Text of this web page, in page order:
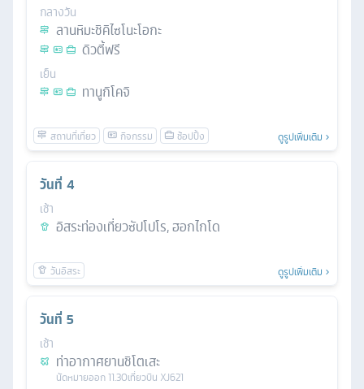
กลางวัน
ลานหิมะชิคิไซโนะโอกะ
ดิวตี้ฟรี
เย็น
ทานูกิโคจิ
ดูรูปเพิ่มเติม
วันที่ 4
เช้า
อิสระท่องเที่ยวซัปโปโร, ฮอกไกโด
ดูรูปเพิ่มเติม
วันที่ 5
เช้า
ท่าอากาศยานชิโตเสะ
นัดหมายออก11.30เที่ยวบิน XJ621